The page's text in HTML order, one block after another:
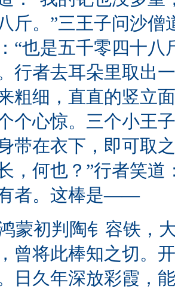
斤。”三王子问沙僧
“也是五千零四十八
行者去耳朵里取出
粗细，直直的竖立
个心惊。三个小王
带在衣下，即可取
，何也？”行者笑道
者。这棒是——
蒙初判陶钅容铁，
曾将此棒知之切。
日久年深放彩霞，